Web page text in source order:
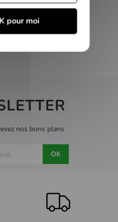
nos bons plans
OK
pour moi